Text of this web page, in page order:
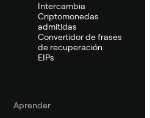
Intercambia
Criptomonedas
admitidas
Convertidor de frases
de recuperación
EIPs
Aprender